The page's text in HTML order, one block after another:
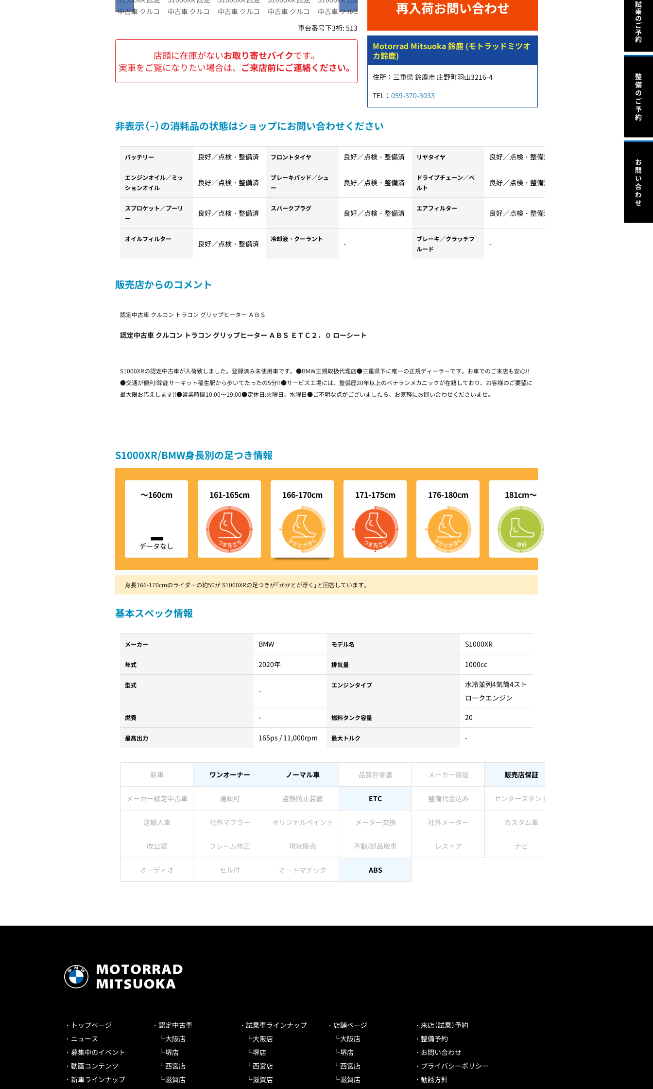
車台番号下3桁:513
店頭に在庫がないお取り寄せバイクです。
実車をご覧になりたい場合は、 ご来店前にご連絡ください。
再入荷お問い合わせ
Motorrad Mitsuoka 鈴鹿 (モトラッドミツオ
カ鈴鹿)
住所：三重県 鈴鹿市 庄野町羽山3216-4
TEL：059-370-3033
非表示（−）の消耗品の状態はショップにお問い合わせください
バッテリー 良好／点検・整備済 フロントタイヤ 良好／点検・整備済 リヤタイヤ 良好／点検・整備済
エンジンオイル／ミッ
ションオイル
良好／点検・整備済
ブレーキパッド／シュ
ー
良好／点検・整備済
ドライブチェーン／ベ
ルト
良好／点検・整備済
スプロケット／プーリ
ー
良好／点検・整備済
スパークプラグ
良好／点検・整備済
エアフィルター
良好／点検・整備済
オイルフィルター
良好／点検・整備済
冷却液・クーラント
-
ブレーキ／クラッチフ
ルード
-
販売店からのコメント
認定中古車 クルコン トラコン グリップヒーター ＡＢＳ
認定中古車 クルコン トラコン グリップヒーター ＡＢＳ ＥＴＣ２．０ ローシート
S1000XRの認定中古車が入荷致しました。登録済み未使用車です。●BMW正規取扱代理店●三重県下に唯一の正規ディーラーです。お車でのご来店も安心!!
●交通が便利!鈴鹿サーキット稲生駅から歩いてたったの5分!!●サービス工場には、整備歴20年以上のベテランメカニックが在籍しており、お客様のご要望に
最大限お応えします!!●営業時間10:00〜19:00●定休日:火曜日、水曜日●ご不明な点がございましたら、お気軽にお問い合わせくださいませ。
S1000XR/BMW身長別の足つき情報
～160cm
-
データなし
161-165cm 166-170cm 171-175cm 176-180cm 181cm～
身長166-170cmのライダーの約50が S1000XRの足つきが「かかとが浮く」と回答しています。
基本スペック情報
メーカー BMW モデル名 S1000XR
年式 2020年 排気量 1000cc
型式
-
エンジンタイプ
水冷並列4気筒4スト
ロークエンジン
燃費 - 燃料タンク容量 20
最高出力 165ps / 11,000rpm 最大トルク -
新車 ワンオーナー ノーマル車 品質評価書 メーカー保証 販売店保証
メーカー認定中古車 通販可 盗難防止装置 ETC 整備代金込み センタースタンド
逆輸入車 社外マフラー オリジナルペイント メーター交換 社外メーター カスタム車
改公認 フレーム修正 現状販売 不動/部品取車 レストア ナビ
オーディオ セル付 オートマチック ABS
トップページ
ニュース
募集中のイベント
動画コンテンツ
新車ラインナップ
認定中古車
大阪店
堺店
西宮店
滋賀店
試乗車ラインナップ
大阪店
堺店
西宮店
滋賀店
店舗ページ
大阪店
堺店
西宮店
滋賀店
来店（試乗）予約
整備予約
お問い合わせ
プライバシーポリシー
勧誘方針